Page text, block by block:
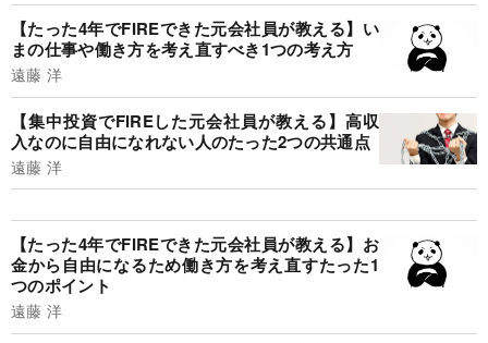
【たった4年でFIREできた元会社員が教える】い
まの仕事や働き方を考え直すべき1つの考え方
遠藤 洋
【集中投資でFIREした元会社員が教える】高収
入なのに自由になれない人のたった2つの共通点
遠藤 洋
【たった4年でFIREできた元会社員が教える】お
金から自由になるため働き方を考え直すたった1
つのポイント
遠藤 洋